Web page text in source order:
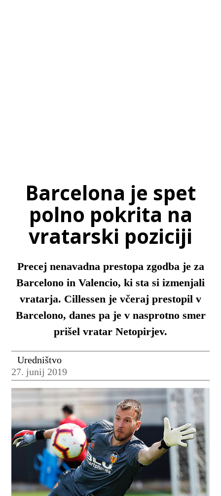
Barcelona je spet
polno pokrita na
vratarski poziciji
Precej nenavadna prestopa zgodba je za
Barcelono in Valencio, ki sta si izmenjali
vratarja. Cillessen je včeraj prestopil v
Barcelono, danes pa je v nasprotno smer
prišel vratar Netopirjev.
Uredništvo
27. junij 2019